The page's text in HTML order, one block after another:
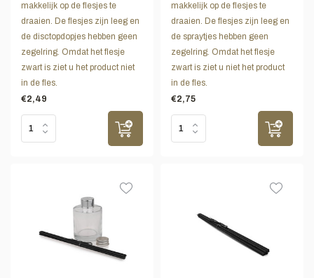
makkelijk op de flesjes te
draaien. De flesjes zijn leeg en
de disctopdopjes hebben geen
zegelring. Omdat het flesje
zwart is ziet u het product niet
in de fles.
€2,49
makkelijk op de flesjes te
draaien. De flesjes zijn leeg en
de spraytjes hebben geen
zegelring. Omdat het flesje
zwart is ziet u niet het product
in de fles.
€2,75